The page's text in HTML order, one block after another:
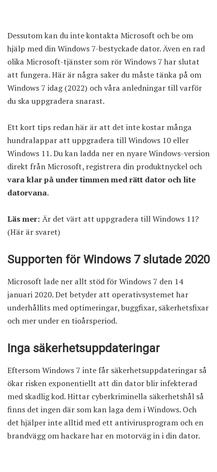
Dessutom kan du inte kontakta Microsoft och be om
hjälp med din Windows 7-bestyckade dator. Även en rad
olika Microsoft-tjänster som rör Windows 7 har slutat
att fungera. Här är några saker du måste tänka på om
Windows 7 idag (2022) och våra anledningar till varför
du ska uppgradera snarast.
Ett kort tips redan här är att det inte kostar många
hundralappar att uppgradera till Windows 10 eller
Windows 11. Du kan ladda ner en nyare Windows-version
direkt från Microsoft, registrera din produktnyckel och
vara klar på under timmen med rätt dator och lite
datorvana.
Läs mer: Är det värt att uppgradera till Windows 11?
(Här är svaret)
Supporten för Windows 7 slutade 2020
Microsoft lade ner allt stöd för Windows 7 den 14
januari 2020. Det betyder att operativsystemet har
underhållits med optimeringar, buggfixar, säkerhetsfixar
och mer under en tioårsperiod.
Inga säkerhetsuppdateringar
Eftersom Windows 7 inte får säkerhetsuppdateringar så
ökar risken exponentiellt att din dator blir infekterad
med skadlig kod. Hittar cyberkriminella säkerhetshål så
finns det ingen där som kan laga dem i Windows. Och
det hjälper inte alltid med ett antivirusprogram och en
brandvägg om hackare har en motorväg in i din dator.